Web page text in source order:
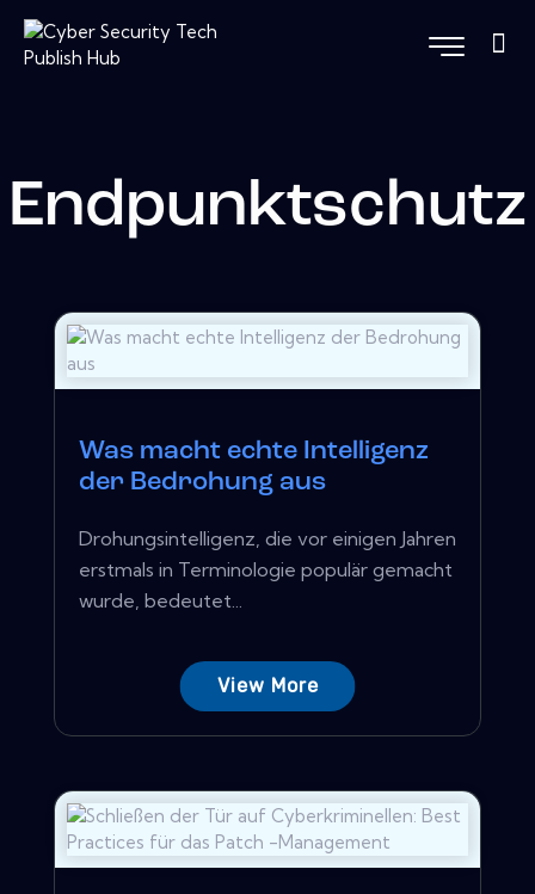
Endpunktschutz
Was macht echte Intelligenz
der Bedrohung aus
Drohungsintelligenz, die vor einigen Jahren
erstmals in Terminologie populär gemacht
wurde, bedeutet...
View More